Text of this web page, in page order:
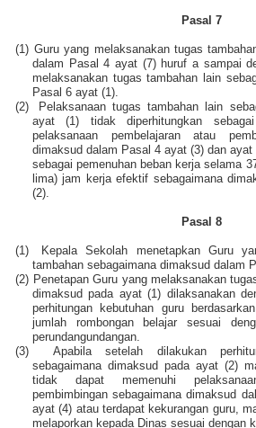
Pasal 7
(1) Guru yang melaksanakan tugas
dalam Pasal 4 ayat (7) huruf a sampai
melaksanakan tugas tambahan lain
Pasal 6 ayat (1).
(2)
Pelaksanaan tugas tambahan lain
ayat (1) tidak diperhitungkan
pelaksanaan pembelajaran atau
dimaksud dalam Pasal 4 ayat (3) dan ayat
sebagai pemenuhan beban kerja selama
lima) jam kerja efektif sebagaimana
(2).
Pasal 8
(1)
Kepala Sekolah menetapkan Guru
tambahan sebagaimana dimaksud dalam
(2) Penetapan Guru yang melaksanakan
dimaksud pada ayat (1) dilaksanakan
perhitungan kebutuhan guru
jumlah rombongan belajar sesuai
perundangundangan.
(3)
Apabila setelah dilakukan
sebagaimana dimaksud pada ayat (2)
tidak dapat memenuhi
pembimbingan sebagaimana dimaksud
ayat (4) atau terdapat kekurangan guru,
melaporkan kepada Dinas sesuai dengan